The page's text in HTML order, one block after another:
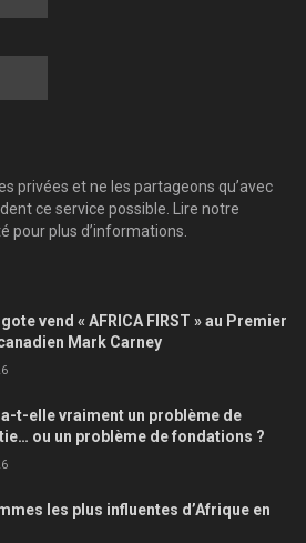
privées et ne les partageons qu’avec
ce service possible. Lire notre
pour plus d’informations.
vend « AFRICA FIRST » au Premier
Mark Carney
a-t-elle vraiment un problème de
ou un problème de fondations ?
les plus influentes d’Afrique en